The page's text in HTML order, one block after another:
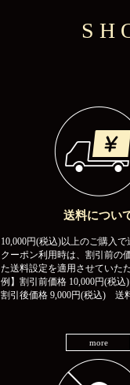
送料につい
10,000円(税込)以上のご購入で
クーポン利用時は、割引前の
た送料設定を適用させていた
例】割引前価格 10,000円(税
割引後価格 9,000円(税込) 送
more